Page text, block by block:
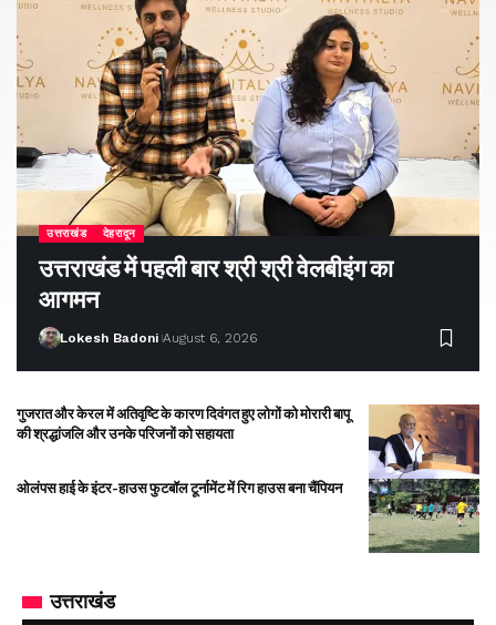
उत्तराखंड देहरादून
उत्तराखंड में पहली बार श्री श्री वेलबीइंग का
आगमन
Lokesh Badoni August 6, 2026
गुजरात और केरल में अतिवृष्टि के कारण दिवंगत हुए लोगों को मोरारी बापू
की श्रद्धांजलि और उनके परिजनों को सहायता
ओलंपस हाई के इंटर-हाउस फुटबॉल टूर्नामेंट में रिग हाउस बना चैंपियन
उत्तराखंड